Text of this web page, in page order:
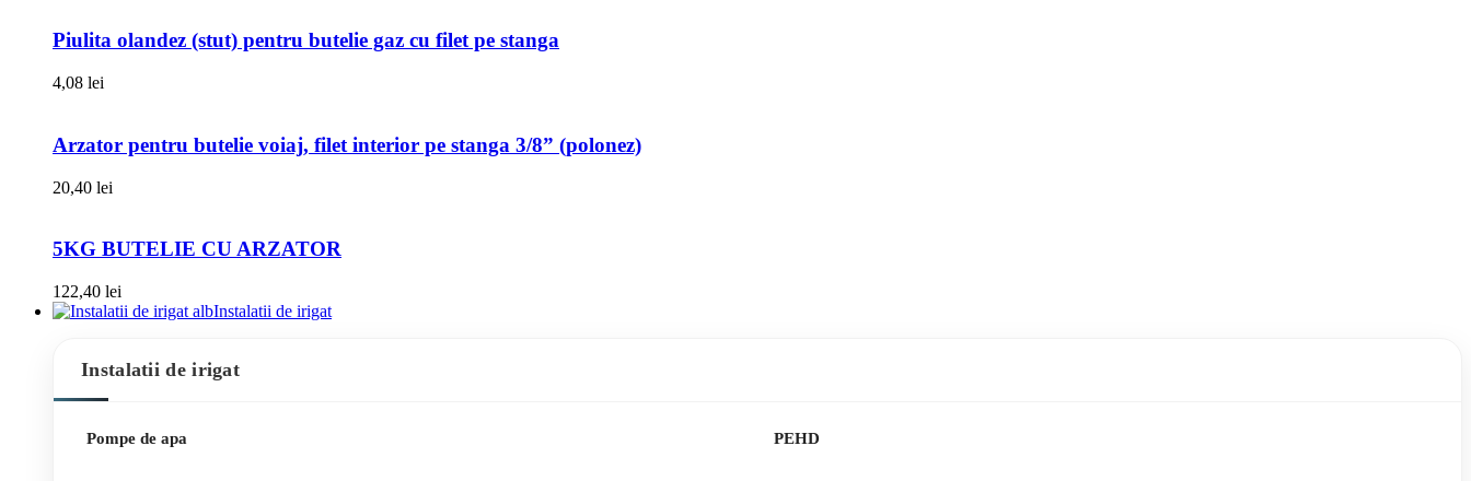
Piulita olandez (stut) pentru butelie gaz cu filet pe stanga
4,08 lei
Arzator pentru butelie voiaj, filet interior pe stanga 3/8” (polonez)
20,40 lei
5KG BUTELIE CU ARZATOR
122,40 lei
Instalatii de irigat
Instalatii de irigat
Pompe de apa PEHD